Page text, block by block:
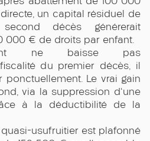
un capital résiduel de
décès générerait
000 € de droits par enfant.
ne baisse pas
du premier décès, il
Le vrai gain
via la suppression d'une
à la déductibilité de la
quasi-usufruitier est plafonné